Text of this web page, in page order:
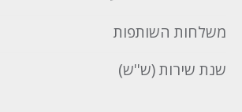
משלחות השותפות
שנת שירות (ש''ש)